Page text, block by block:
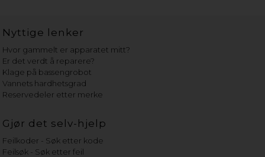
Nyttige lenker
Hvor gammelt er apparatet mitt?
Er det verdt å reparere?
Klage på bassengrobot
Vannets hardhetsgrad
Reservedeler etter merke
Gjør det selv-hjelp
Feilkoder - Søk etter kode
Feilsøk - Søk etter feil